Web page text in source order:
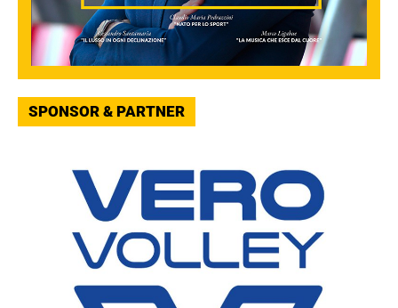
SPONSOR & PARTNER